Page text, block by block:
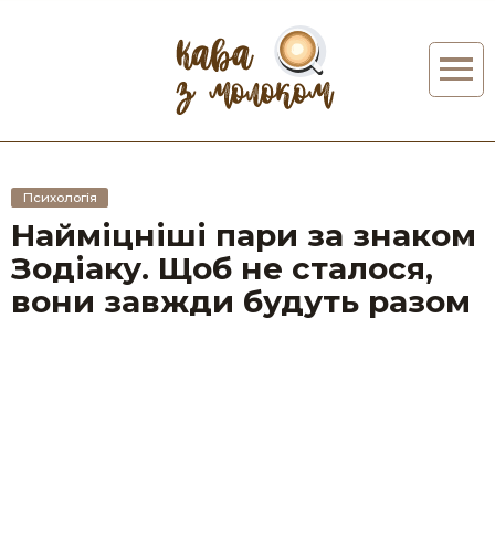
Психологія
Найміцніші пари за знаком
Зодіаку. Щоб не сталося,
вони завжди будуть разом